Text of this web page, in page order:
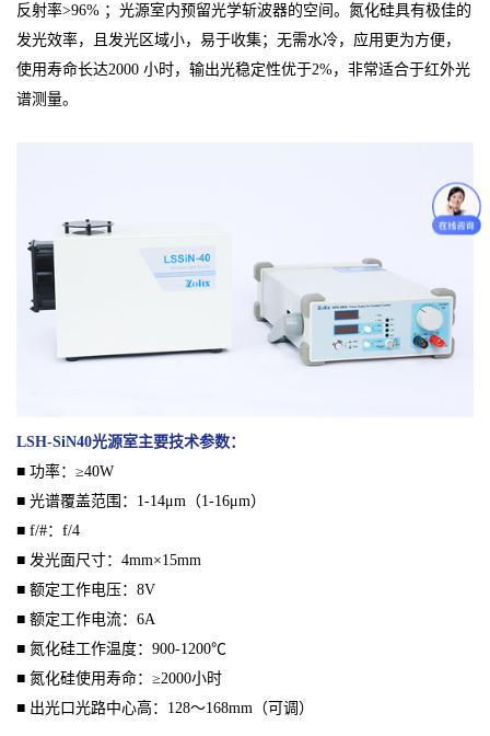
反射率>96% ；光源室内预留光学斩波器的空间。氮化硅具有极佳的
发光效率，且发光区域小，易于收集；无需水冷，应用更为方便，
使用寿命长达2000 小时，输出光稳定性优于2%，非常适合于红外光
谱测量。
LSH-SiN40光源室主要技术参数：
■ 功率：≥40W
■ 光谱覆盖范围：1-14μm（1-16μm）
■ f/#：f/4
■ 发光面尺寸：4mm×15mm
■ 额定工作电压：8V
■ 额定工作电流：6A
■ 氮化硅工作温度：900-1200℃
■ 氮化硅使用寿命：≥2000小时
■ 出光口光路中心高：128～168mm（可调）